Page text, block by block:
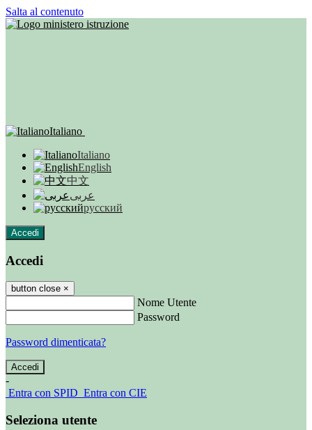
Salta al contenuto
Italiano
Italiano
English
中文
عربى
русский
Accedi
Accedi
button close ×
Nome Utente
Password
Password dimenticata?
-
Entra con SPID Entra con CIE
Seleziona utente